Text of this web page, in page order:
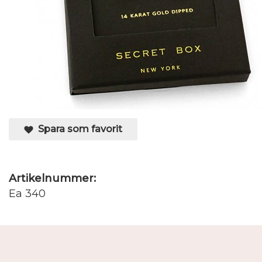
Spara som favorit
Artikelnummer:
Ea 340